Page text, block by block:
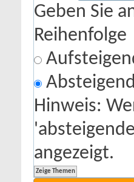
Geben Sie
Reihenfolge
Absteigend
Hinweis:
angezeigt.